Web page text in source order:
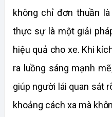
không chỉ đơn thuần
thực sự là một giải
hiệu quả cho xe. Khi
ra luồng sáng mạnh
giúp người lái quan sát
khoảng cách xa mà